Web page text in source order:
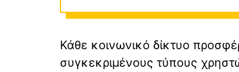
Κάθε κοινωνικό δίκτυο
συγκεκριμένους τύπους